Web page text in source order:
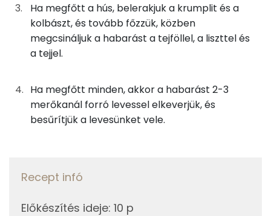
0gsó
63g
15gtejföl
30 kcal
Kálcium
Magnézium
TOP vitaminok
Kolin:
Niacin - B3 vitamin:
B6 vitamin:
Ha megfőtt a hús, belerakjuk a krumplit és a
kolbászt, és tovább főzzük, közben
megcsináljuk a habarást a tejföllel, a liszttel és
a tejjel.
Ha megfőtt minden, akkor a habarást 2-3
merőkanál forró levessel elkeverjük, és
besűrítjük a levesünket vele.
Recept infó
Előkészítés ideje: 10 p